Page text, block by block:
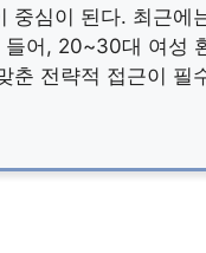
중심이 된다. 최근
어, 20~30대 여성
춘 전략적 접근이 필